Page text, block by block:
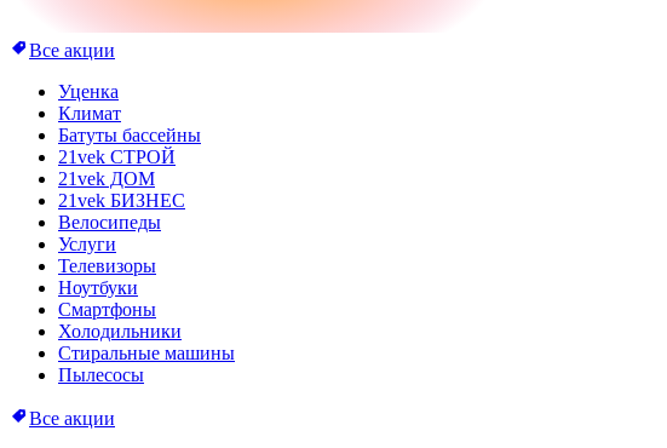
Все акции
Уценка
Климат
Батуты бассейны
21vek СТРОЙ
21vek ДОМ
21vek БИЗНЕС
Велосипеды
Услуги
Телевизоры
Ноутбуки
Смартфоны
Холодильники
Стиральные машины
Пылесосы
Все акции